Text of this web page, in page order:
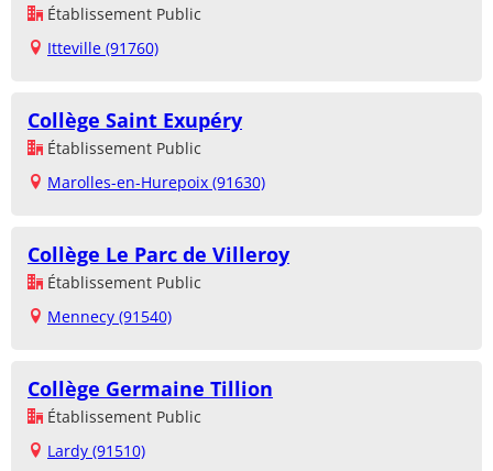
Établissement Public
Itteville (91760)
Collège Saint Exupéry
Établissement Public
Marolles-en-Hurepoix (91630)
Collège Le Parc de Villeroy
Établissement Public
Mennecy (91540)
Collège Germaine Tillion
Établissement Public
Lardy (91510)